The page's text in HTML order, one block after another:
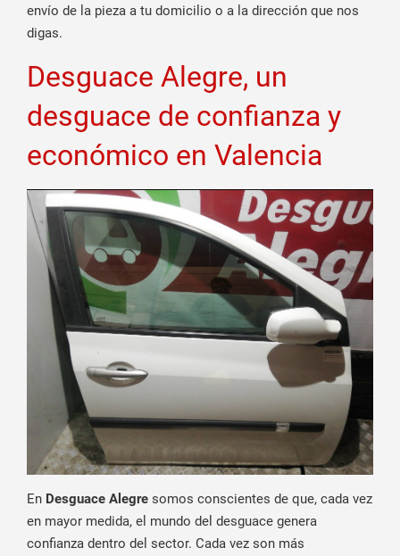
envío de la pieza a tu domicilio o a la dirección que nos
digas.
Desguace Alegre, un
desguace de confianza y
económico en Valencia
En Desguace Alegre somos conscientes de que, cada vez
en mayor medida, el mundo del desguace genera
confianza dentro del sector. Cada vez son más